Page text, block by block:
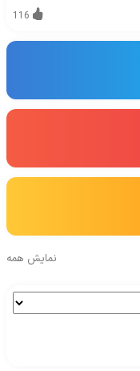
116
نمایش همه